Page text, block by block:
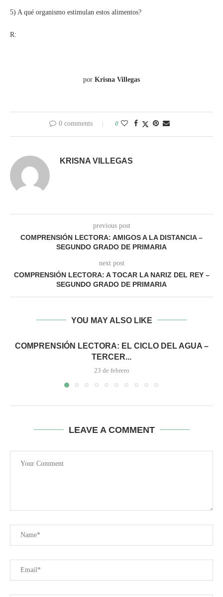
5) A qué organismo estimulan estos alimentos?
R:
por Krisna Villegas
0 comments 0
KRISNA VILLEGAS
previous post
COMPRENSIÓN LECTORA: AMIGOS A LA DISTANCIA –
SEGUNDO GRADO DE PRIMARIA
next post
COMPRENSIÓN LECTORA: A TOCAR LA NARIZ DEL REY –
SEGUNDO GRADO DE PRIMARIA
YOU MAY ALSO LIKE
COMPRENSIÓN LECTORA: EL CICLO DEL AGUA –
TERCER...
23 de febrero
LEAVE A COMMENT